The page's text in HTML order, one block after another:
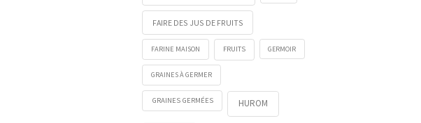
FAIRE DES JUS DE FRUITS
FARINE MAISON FRUITS GERMOIR
GRAINES À GERMER
GRAINES GERMÉES HUROM